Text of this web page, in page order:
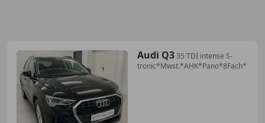
Audi Q335 TDI intense S-
tronic*Mwst.*AHK*Pano*8Fach*